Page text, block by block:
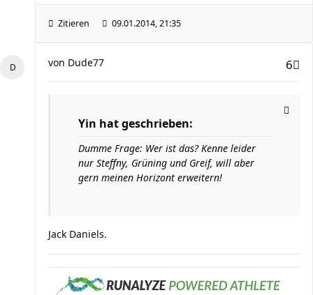
Zitieren 09.01.2014, 21:35
6
von Dude77
Yin hat geschrieben:
Dumme Frage: Wer ist das? Kenne leider
nur Steffny, Grüning und Greif, will aber
gern meinen Horizont erweitern!
Jack Daniels.